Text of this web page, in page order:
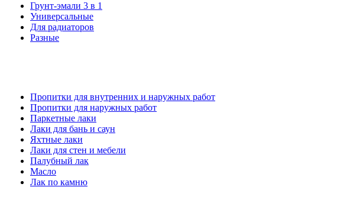
Грунт-эмали 3 в 1
Универсальные
Для радиаторов
Разные
Пропитки для внутренних и наружных работ
Пропитки для наружных работ
Паркетные лаки
Лаки для бань и саун
Яхтные лаки
Лаки для стен и мебели
Палубный лак
Масло
Лак по камню